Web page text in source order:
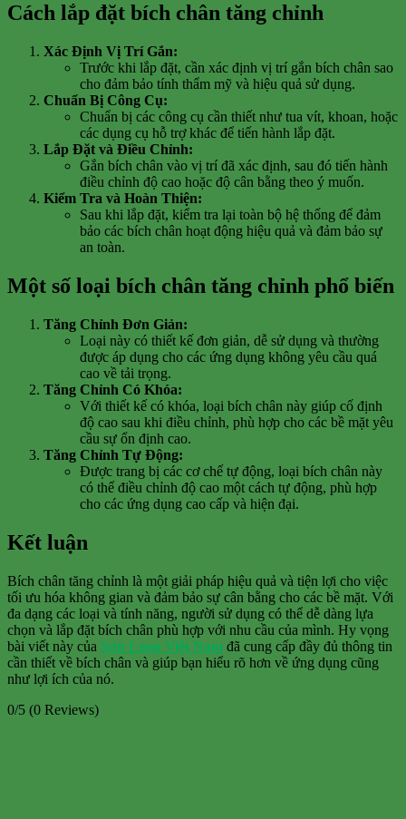
Cách lắp đặt bích chân tăng chỉnh
Xác Định Vị Trí Gắn:
Trước khi lắp đặt, cần xác định vị trí gắn bích chân sao
cho đảm bảo tính thẩm mỹ và hiệu quả sử dụng.
Chuẩn Bị Công Cụ:
Chuẩn bị các công cụ cần thiết như tua vít, khoan, hoặc
các dụng cụ hỗ trợ khác để tiến hành lắp đặt.
Lắp Đặt và Điều Chỉnh:
Gắn bích chân vào vị trí đã xác định, sau đó tiến hành
điều chỉnh độ cao hoặc độ cân bằng theo ý muốn.
Kiểm Tra và Hoàn Thiện:
Sau khi lắp đặt, kiểm tra lại toàn bộ hệ thống để đảm
bảo các bích chân hoạt động hiệu quả và đảm bảo sự
an toàn.
Một số loại bích chân tăng chỉnh phổ biến
Tăng Chỉnh Đơn Giản:
Loại này có thiết kế đơn giản, dễ sử dụng và thường
được áp dụng cho các ứng dụng không yêu cầu quá
cao về tải trọng.
Tăng Chỉnh Có Khóa:
Với thiết kế có khóa, loại bích chân này giúp cố định
độ cao sau khi điều chỉnh, phù hợp cho các bề mặt yêu
cầu sự ổn định cao.
Tăng Chỉnh Tự Động:
Được trang bị các cơ chế tự động, loại bích chân này
có thể điều chỉnh độ cao một cách tự động, phù hợp
cho các ứng dụng cao cấp và hiện đại.
Kết luận
Bích chân tăng chỉnh là một giải pháp hiệu quả và tiện lợi cho việc
tối ưu hóa không gian và đảm bảo sự cân bằng cho các bề mặt. Với
đa dạng các loại và tính năng, người sử dụng có thể dễ dàng lựa
chọn và lắp đặt bích chân phù hợp với nhu cầu của mình. Hy vọng
bài viết này của Sơn Long Việt Nam đã cung cấp đầy đủ thông tin
cần thiết về bích chân và giúp bạn hiểu rõ hơn về ứng dụng cũng
như lợi ích của nó.
0/5 (0 Reviews)